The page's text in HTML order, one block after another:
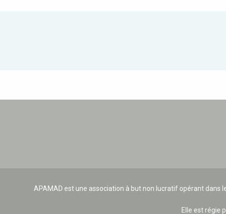
APAMAD est une association à but non lucratif opérant dans
Elle est régie